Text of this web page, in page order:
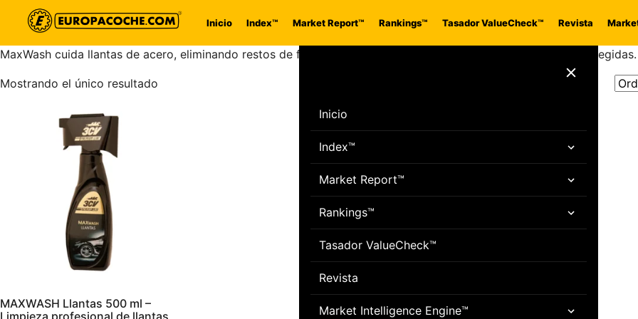
Saltar al contenido
Inicio Index™ Market Report™ Rankings™ Tasador ValueCheck™ Revista
Cerrar menú
Inicio
Index™
Market Report™
Rankings™
Tasador ValueCheck™
Revista
Market Intelligence Engine™
MaxWash cuida llantas de acero, eliminando restos de frenos, aceite y polución, manteniéndolas limpias y protegidas.
Mostrando el único resultado
MAXWASH Llantas 500 ml –
Limpieza profesional de llantas